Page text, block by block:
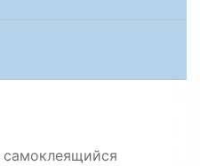
самоклеящийся